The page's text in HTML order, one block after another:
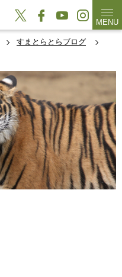
MENU
すまとらとらブログ